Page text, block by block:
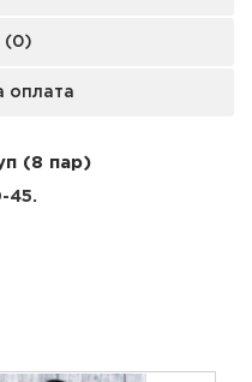
(0)
оплата
(8 пар)
45.